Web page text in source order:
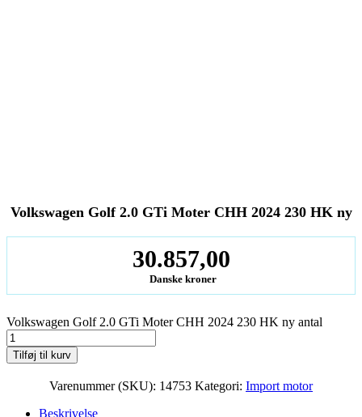
Volkswagen Golf 2.0 GTi Moter CHH 2024 230 HK ny
30.857,00
Danske kroner
Volkswagen Golf 2.0 GTi Moter CHH 2024 230 HK ny antal
Tilføj til kurv
Varenummer (SKU): 14753 Kategori: Import motor
Beskrivelse